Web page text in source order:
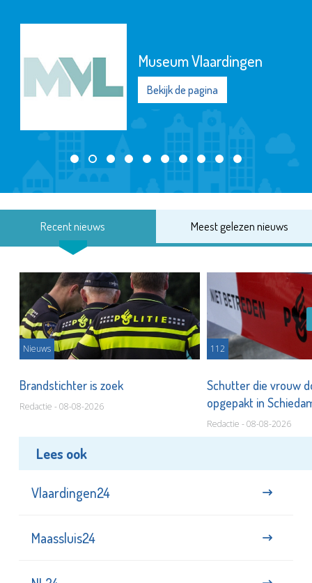
Museum Vlaardingen
Bekijk de pagina
Recent nieuws Meest gelezen nieuws
Nieuws
Brandstichter is zoek
Redactie - 08-08-2026
112
Schutter die vrouw
opgepakt in
Redactie - 08-08-2026
Lees ook
Vlaardingen24
Maassluis24